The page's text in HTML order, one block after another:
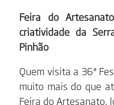
Feira do
criatividade da
Pinhão
Quem visita a 36ª
muito mais do que
Feira do Artesanato,